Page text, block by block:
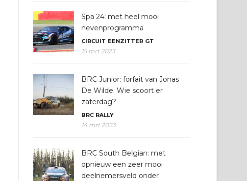
Spa 24: met heel mooi
nevenprogramma
CIRCUIT EENZITTER GT
15 mrt 2023
BRC Junior: forfait van Jonas
De Wilde. Wie scoort er
zaterdag?
BRC RALLY
14 mrt 2023
BRC South Belgian: met
opnieuw een zeer mooi
deelnemersveld onder